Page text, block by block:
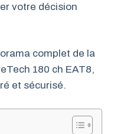
votre décision
complet de la
180 ch EAT8,
et sécurisé.